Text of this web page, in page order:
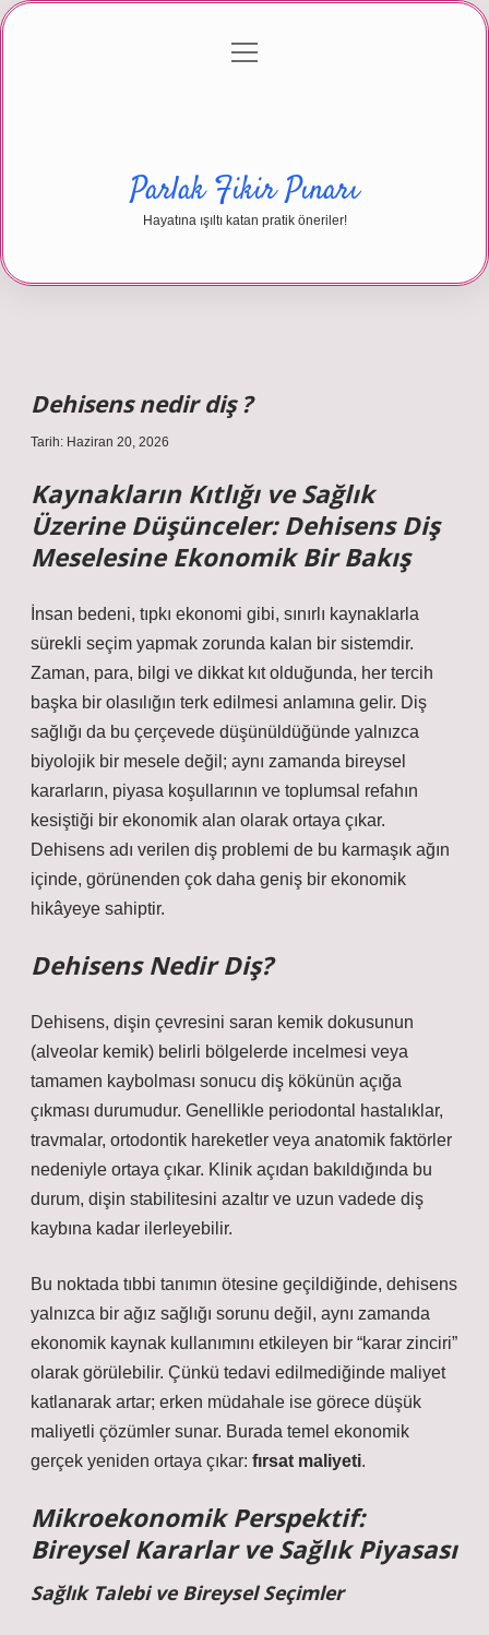
Gizlilik Politikası
menüyü
Parlak Fikir Pınarı
Hayatına ışıltı katan pratik öneriler!
Dehisens nedir diş ?
Tarih: Haziran 20, 2026
Kaynakların Kıtlığı ve Sağlık
Üzerine Düşünceler: Dehisens Diş
Meselesine Ekonomik Bir Bakış
İnsan bedeni, tıpkı ekonomi gibi, sınırlı kaynaklarla
sürekli seçim yapmak zorunda kalan bir sistemdir.
Zaman, para, bilgi ve dikkat kıt olduğunda, her tercih
başka bir olasılığın terk edilmesi anlamına gelir. Diş
sağlığı da bu çerçevede düşünüldüğünde yalnızca
biyolojik bir mesele değil; aynı zamanda bireysel
kararların, piyasa koşullarının ve toplumsal refahın
kesiştiği bir ekonomik alan olarak ortaya çıkar.
Dehisens adı verilen diş problemi de bu karmaşık ağın
içinde, görünenden çok daha geniş bir ekonomik
hikâyeye sahiptir.
Dehisens Nedir Diş?
Dehisens, dişin çevresini saran kemik dokusunun
(alveolar kemik) belirli bölgelerde incelmesi veya
tamamen kaybolması sonucu diş kökünün açığa
çıkması durumudur. Genellikle periodontal hastalıklar,
travmalar, ortodontik hareketler veya anatomik faktörler
nedeniyle ortaya çıkar. Klinik açıdan bakıldığında bu
durum, dişin stabilitesini azaltır ve uzun vadede diş
kaybına kadar ilerleyebilir.
Bu noktada tıbbi tanımın ötesine geçildiğinde, dehisens
yalnızca bir ağız sağlığı sorunu değil, aynı zamanda
ekonomik kaynak kullanımını etkileyen bir “karar zinciri”
olarak görülebilir. Çünkü tedavi edilmediğinde maliyet
katlanarak artar; erken müdahale ise görece düşük
maliyetli çözümler sunar. Burada temel ekonomik
gerçek yeniden ortaya çıkar: fırsat maliyeti.
Mikroekonomik Perspektif:
Bireysel Kararlar ve Sağlık Piyasası
Sağlık Talebi ve Bireysel Seçimler